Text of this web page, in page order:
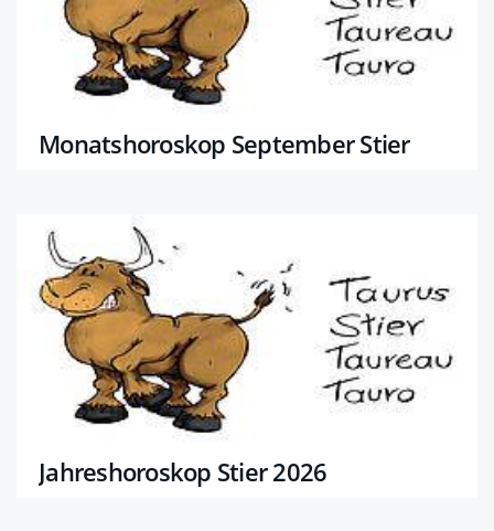
Monatshoroskop September Stier
Jahreshoroskop Stier 2026